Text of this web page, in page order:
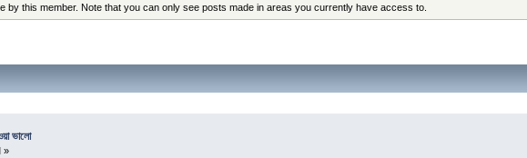
by this member. Note that you can only see posts made in areas you currently have access to.
ভালো
»